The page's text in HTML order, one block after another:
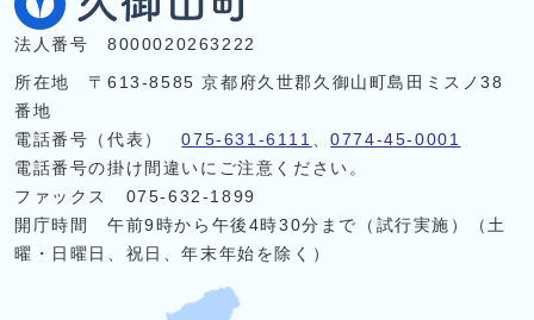
法人番号 8000020263222
所在地 〒613-8585 京都府久世郡久御山町島田ミスノ38
番地
電話番号（代表）075-631-6111 、0774-45-0001
電話番号の掛け間違いにご注意ください。
ファックス 075-632-1899
開庁時間 午前9時から午後4時30分まで（試行実施）（土
曜・日曜日、祝日、年末年始を除く）